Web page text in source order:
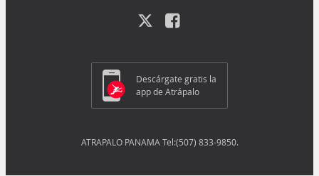
Descárgate gratis la
app de Atrápalo
ATRAPALO PANAMA Tel:(507) 833-9850.